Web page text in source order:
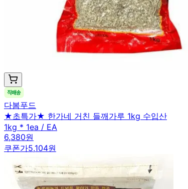
다봄푸드
★초특가★ 한가네 거친 들깨가루 1kg 수입산
1kg * 1ea / EA
6,380원
쿠폰가5,104원